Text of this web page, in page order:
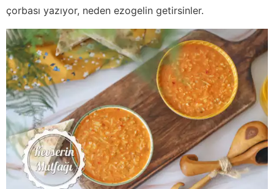
çorbası yazıyor, neden ezogelin getirsinler.